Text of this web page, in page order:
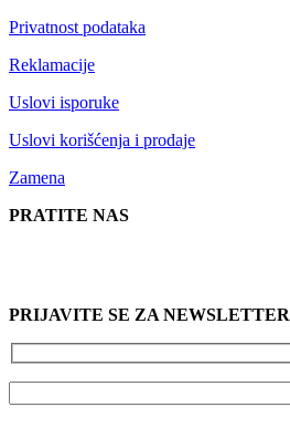
Privatnost podataka
Reklamacije
Uslovi isporuke
Uslovi korišćenja i prodaje
Zamena
PRATITE NAS
PRIJAVITE SE ZA NEWSLETTER